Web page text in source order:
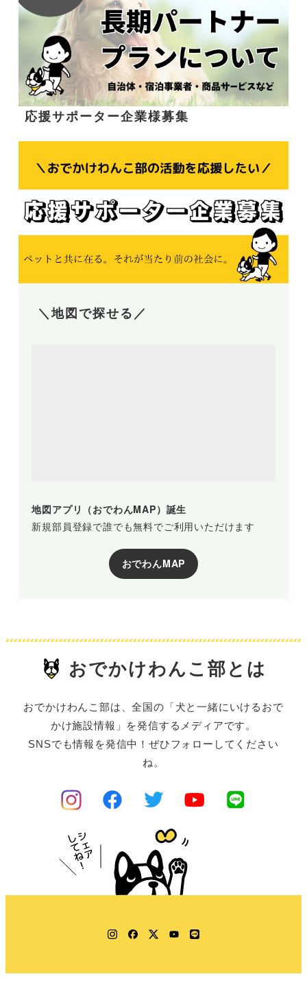
応援サポーター企業様募集
＼地図で探せる／
地図アプリ（おでわんMAP）誕生
新規部員登録で誰でも無料でご利用いただけます
おでわんMAP
おでかけわんこ部とは
おでかけわんこ部は、全国の「犬と一緒にいけるおで
かけ施設情報」を発信するメディアです。
SNSでも情報を発信中！ぜひフォローしてください
ね。
Instagram
Facebook
TwitterYouTube
LINE